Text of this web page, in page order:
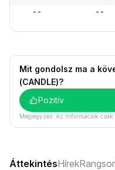
-- --
Mit gondolsz ma a
(CANDLE)?
Pozitív
Megjegyzés: Az információk
ÁttekintésHírekRangsor